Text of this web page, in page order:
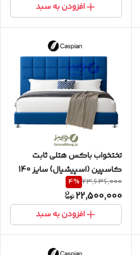
افزودن به سبد
تختخواب باکس هتلی ثابت
کاسپین (اسپیشیال) سایز 140
دو نفره به همراه تاج طرح مربع
23,636,000
4%
22,500,000
افزودن به سبد